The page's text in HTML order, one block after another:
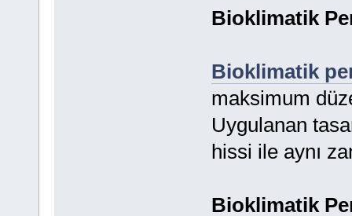
Bioklimatik
Bioklimatik
maksimum
Uygulanan
hissi ile aynı
Bioklimatik